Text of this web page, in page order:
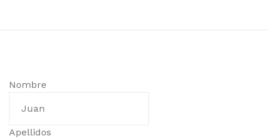
Nombre
Apellidos